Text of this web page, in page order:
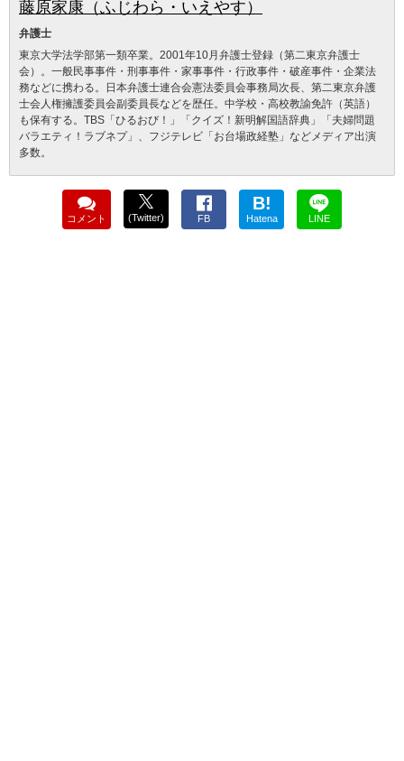
藤原家康（ふじわら・いえやす）
弁護士
東京大学法学部第一類卒業。2001年10月弁護士登録（第二東京弁護士
会）。一般民事事件・刑事事件・家事事件・行政事件・破産事件・企業法
務などに携わる。日本弁護士連合会憲法委員会事務局次長、第二東京弁護
士会人権擁護委員会副委員長などを歴任。中学校・高校教諭免許（英語）
も保有する。TBS「ひるおび！」「クイズ！新明解国語辞典」「夫婦問題
バラエティ！ラブネプ」、フジテレビ「お台場政経塾」などメディア出演
多数。
コメント (Twitter) FB
B!
Hatena LINE